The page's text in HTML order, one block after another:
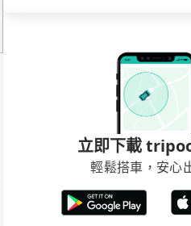
立即下載
輕鬆搭車，安心